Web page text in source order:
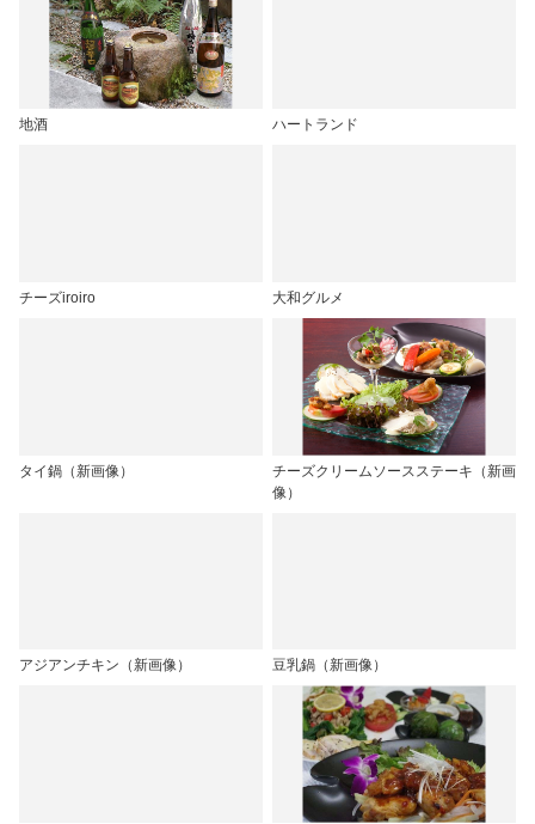
地酒 ハートランド
チーズiroiro 大和グルメ
タイ鍋（新画像）
チーズクリームソースステーキ（新画
像）
アジアンチキン（新画像） 豆乳鍋（新画像）